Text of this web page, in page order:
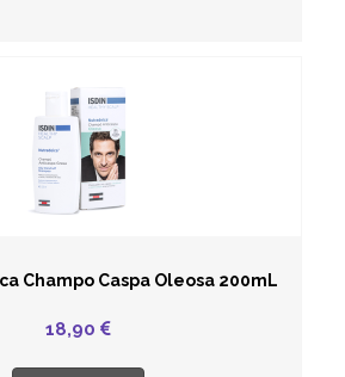
Champo Caspa Oleosa 200mL
18,90